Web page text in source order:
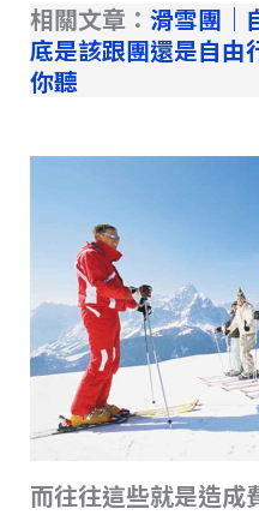
相關文章： 滑雪團｜
底是該跟團還是自由
你聽
而往往這些就是造成